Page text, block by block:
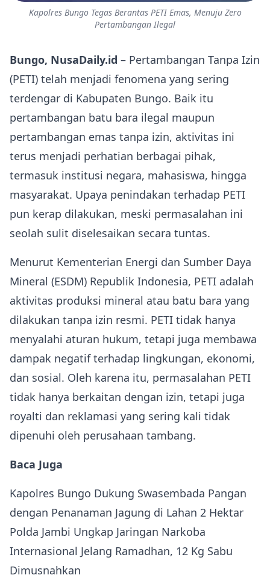
Kapolres Bungo Tegas Berantas PETI Emas, Menuju Zero
Pertambangan Ilegal
Bungo, NusaDaily.id – Pertambangan Tanpa Izin
(PETI) telah menjadi fenomena yang sering
terdengar di Kabupaten Bungo. Baik itu
pertambangan batu bara ilegal maupun
pertambangan emas tanpa izin, aktivitas ini
terus menjadi perhatian berbagai pihak,
termasuk institusi negara, mahasiswa, hingga
masyarakat. Upaya penindakan terhadap PETI
pun kerap dilakukan, meski permasalahan ini
seolah sulit diselesaikan secara tuntas.
Menurut Kementerian Energi dan Sumber Daya
Mineral (ESDM) Republik Indonesia, PETI adalah
aktivitas produksi mineral atau batu bara yang
dilakukan tanpa izin resmi. PETI tidak hanya
menyalahi aturan hukum, tetapi juga membawa
dampak negatif terhadap lingkungan, ekonomi,
dan sosial. Oleh karena itu, permasalahan PETI
tidak hanya berkaitan dengan izin, tetapi juga
royalti dan reklamasi yang sering kali tidak
dipenuhi oleh perusahaan tambang.
Baca Juga
Kapolres Bungo Dukung Swasembada Pangan
dengan Penanaman Jagung di Lahan 2 Hektar
Polda Jambi Ungkap Jaringan Narkoba
Internasional Jelang Ramadhan, 12 Kg Sabu
Dimusnahkan